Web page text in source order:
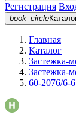
Регистрация
book_circle
Главная
Каталог
Застежка-
Застежка-
60-2076/6-